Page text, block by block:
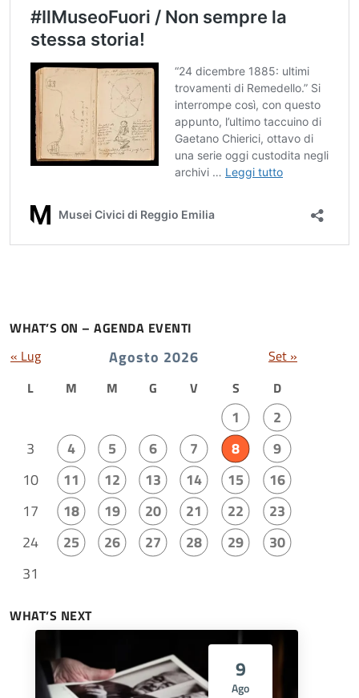
WHAT’S ON – AGENDA EVENTI
Agosto 2026
L M M G V S D
1
2
3
4 5 6 7 8
9
10
11 12 13 14 15
16
17
18 19 20 21 22
23
24
25 26 27 28 29
30
31
« Lug Set »
WHAT’S NEXT
9
Ago